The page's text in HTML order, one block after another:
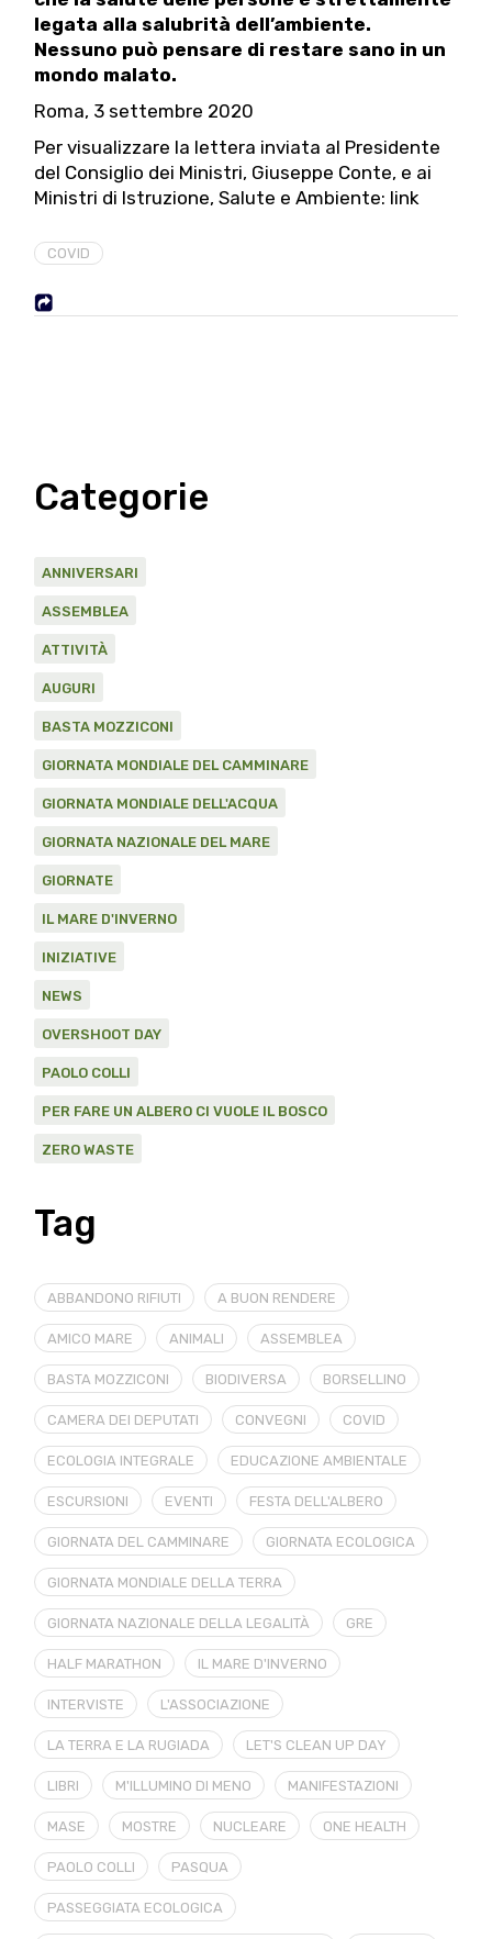
legata alla salubrità dell’ambiente.
Nessuno può pensare di restare sano in un
mondo malato.
Roma, 3 settembre 2020
Per visualizzare la lettera inviata al Presidente
del Consiglio dei Ministri, Giuseppe Conte, e ai
Ministri di Istruzione, Salute e Ambiente: link
COVID
Categorie
ANNIVERSARI
ASSEMBLEA
ATTIVITÀ
AUGURI
BASTA MOZZICONI
GIORNATA MONDIALE DEL CAMMINARE
GIORNATA MONDIALE DELL'ACQUA
GIORNATA NAZIONALE DEL MARE
GIORNATE
IL MARE D'INVERNO
INIZIATIVE
NEWS
OVERSHOOT DAY
PAOLO COLLI
PER FARE UN ALBERO CI VUOLE IL BOSCO
ZERO WASTE
Tag
ABBANDONO RIFIUTI A BUON RENDERE
AMICO MARE ANIMALI ASSEMBLEA
BASTA MOZZICONI BIODIVERSA BORSELLINO
CAMERA DEI DEPUTATI CONVEGNI COVID
ECOLOGIA INTEGRALE EDUCAZIONE AMBIENTALE
ESCURSIONI EVENTI FESTA DELL'ALBERO
GIORNATA DEL CAMMINARE GIORNATA ECOLOGICA
GIORNATA MONDIALE DELLA TERRA
GIORNATA NAZIONALE DELLA LEGALITÀ GRE
HALF MARATHON IL MARE D'INVERNO
INTERVISTE L'ASSOCIAZIONE
LA TERRA E LA RUGIADA LET'S CLEAN UP DAY
LIBRI M'ILLUMINO DI MENO MANIFESTAZIONI
MASE MOSTRE NUCLEARE ONE HEALTH
PAOLO COLLI PASQUA
PASSEGGIATA ECOLOGICA